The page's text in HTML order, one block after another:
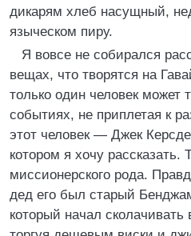
дикарям хлеб насущный,
языческом пиру.
Я вовсе не собирался
вещах, что творятся на
только один человек может
событиях, не приплетая к
этот человек — Джек
котором я хочу рассказать.
миссионерского рода.
дед его был старый
который начал